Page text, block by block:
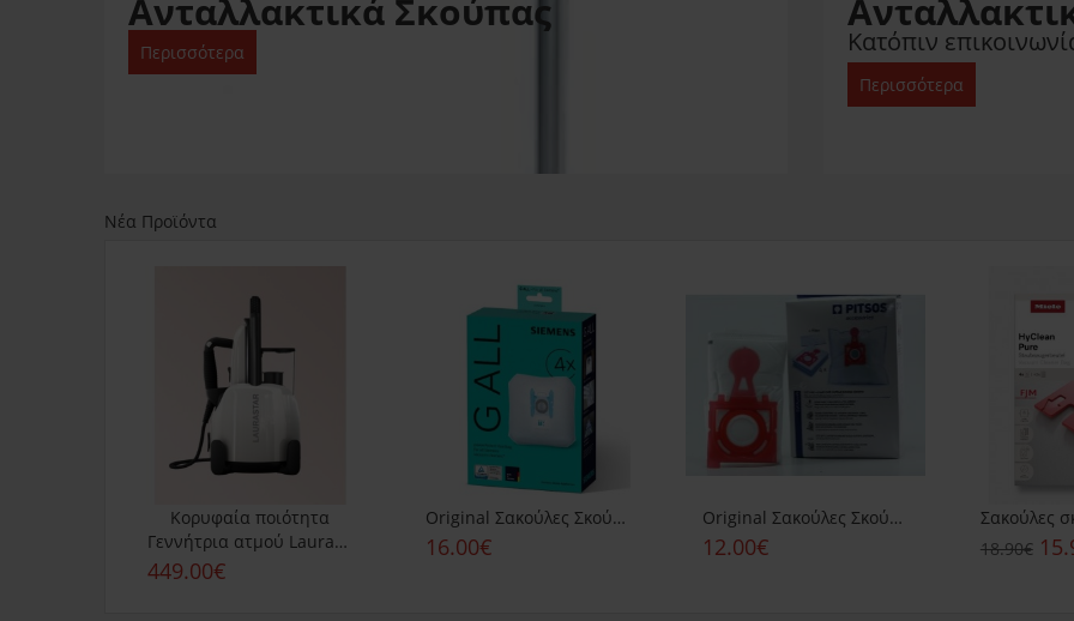
Ανταλλακτικά Σκούπας
Περισσότερα Κατόπιν
Περισσότερα
Νέα Προϊόντα
Κορυφαία ποιότητα
Γεννήτρια ατμού Laurastar Lift revive
449.00€
Original Σακούλες Σκούπας Siemens Type Gall
16.00€
Original Σακούλες Σκούπας Pitsos GVC425SP
12.00€
18.90€